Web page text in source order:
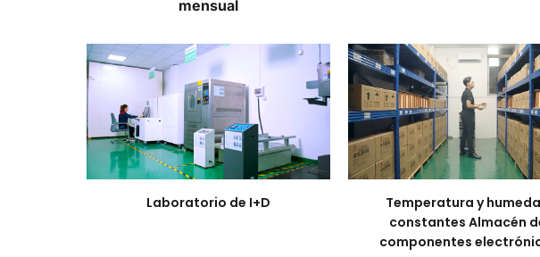
mensual
Laboratorio de I+D
Temperatura y
constantes Almacén
componentes